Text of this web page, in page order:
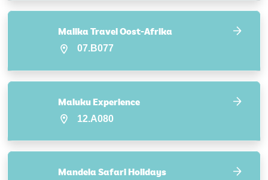
Malika Travel Oost-Afrika
07.B077
Maluku Experience
12.A080
Mandela Safari Holidays